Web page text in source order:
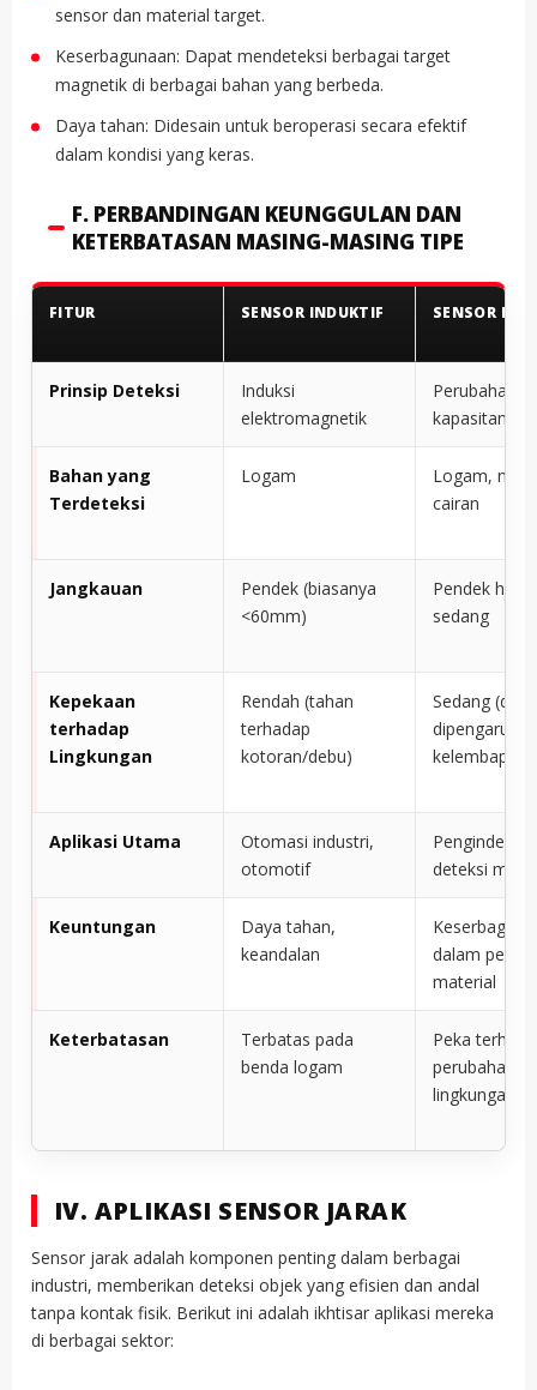
sensor dan material target.
Keserbagunaan: Dapat mendeteksi berbagai target
magnetik di berbagai bahan yang berbeda.
Daya tahan: Didesain untuk beroperasi secara efektif
dalam kondisi yang keras.
F. PERBANDINGAN KEUNGGULAN DAN
KETERBATASAN MASING-MASING TIPE
FITUR SENSOR INDUKTIF SENSOR
Prinsip Deteksi
Induksi
elektromagnetik
Perubahan
kapasitansi
Bahan yang
Terdeteksi
Logam
Logam,
cairan
Jangkauan
Pendek (biasanya
<60mm)
Pendek
sedang
Kepekaan
terhadap
Lingkungan
Rendah (tahan
terhadap
kotoran/debu)
Sedang
dipengaruhi
kelembapan)
Aplikasi Utama
Otomasi industri,
otomotif
deteksi
Keuntungan
Daya tahan,
keandalan
dalam
material
Keterbatasan
Terbatas pada
benda logam
Peka
perubahan
lingkungan
IV. APLIKASI SENSOR JARAK
Sensor jarak adalah komponen penting dalam berbagai
industri, memberikan deteksi objek yang efisien dan andal
tanpa kontak fisik. Berikut ini adalah ikhtisar aplikasi mereka
di berbagai sektor: